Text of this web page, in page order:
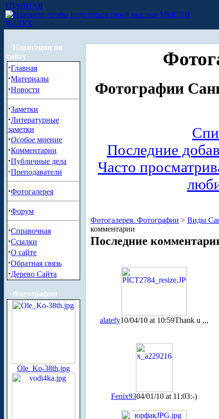
ГЛАВНАЯ
МЫСЛИ
ВСЛУХ
Навигация по
сайту
·Главная
·Материалы
·Новости
·Заметки
·Литературные
заметки
·Особое мнение
·Комментарии
·Публичные дела
·Преподаватели
·Фотогалерея
·Форум
·Справочная
·Ссылки
·О сайте
·Обратная связь
·Дерево Сайта
Фотографии
Ole_Ko-38th.jpg
Фотографии
Последние
Часто
Фотогалерея. Фотографии > Виды
комментарии
Последние
alatefy10/04/10 at 10:59Thank u ,,,
Fenix9304/01/10 at 11:03:-)